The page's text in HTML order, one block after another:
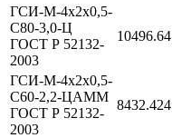
ГСИ-М-4х2х0,5-
С80-3,0-Ц
ГОСТ Р 52132-
2003
10496.64
ГСИ-М-4х2х0,5-
С60-2,2-ЦАММ
ГОСТ Р 52132-
2003
8432.424